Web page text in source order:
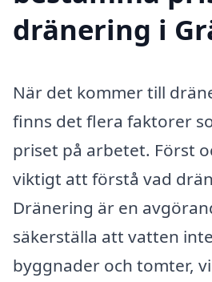
dränering i
När det kommer till
finns det flera faktorer
priset på arbetet. Först
viktigt att förstå vad
Dränering är en
säkerställa att vatten
byggnader och tomter,